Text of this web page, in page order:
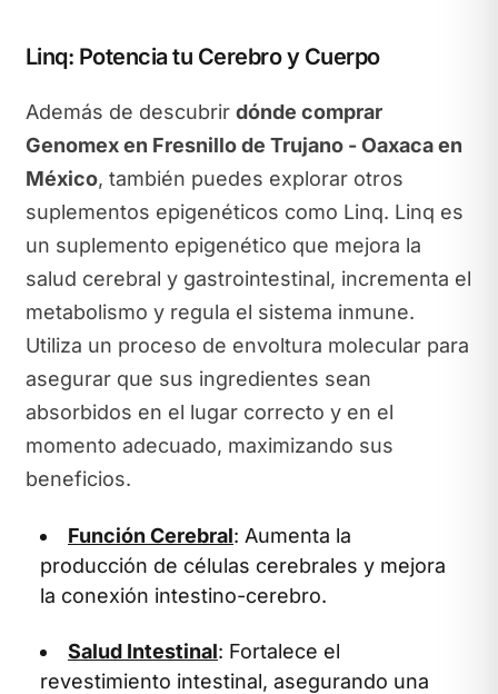
Linq: Potencia tu Cerebro y Cuerpo
Además de descubrir dónde comprar
Genomex en Fresnillo de Trujano - Oaxaca en
México, también puedes explorar otros
suplementos epigenéticos como Linq. Linq es
un suplemento epigenético que mejora la
salud cerebral y gastrointestinal, incrementa el
metabolismo y regula el sistema inmune.
Utiliza un proceso de envoltura molecular para
asegurar que sus ingredientes sean
absorbidos en el lugar correcto y en el
momento adecuado, maximizando sus
beneficios.
Función Cerebral: Aumenta la
producción de células cerebrales y mejora
la conexión intestino-cerebro.
Salud Intestinal: Fortalece el
revestimiento intestinal, asegurando una